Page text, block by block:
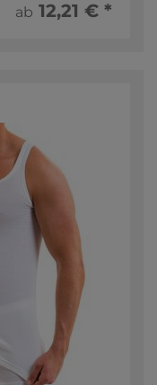
ab 12,21 € *